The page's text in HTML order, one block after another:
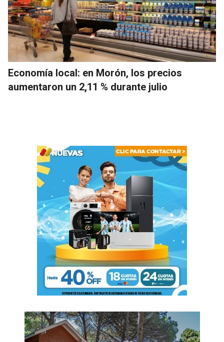
Economía local: en Morón, los precios
aumentaron un 2,11 % durante julio